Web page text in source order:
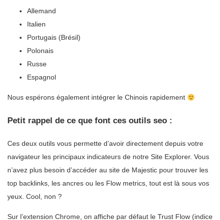
Allemand
Italien
Portugais (Brésil)
Polonais
Russe
Espagnol
Nous espérons également intégrer le Chinois rapidement
Petit rappel de ce que font ces outils seo :
Ces deux outils vous permette d’avoir directement depuis votre
navigateur les principaux indicateurs de notre Site Explorer. Vous
n’avez plus besoin d’accéder au site de Majestic pour trouver les
top backlinks, les ancres ou les Flow metrics, tout est là sous vos
yeux. Cool, non ?
Sur l’extension Chrome, on affiche par défaut le Trust Flow (indice